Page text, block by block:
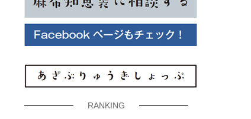
RANKING